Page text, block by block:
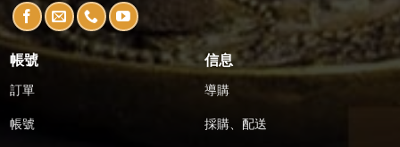
帳號
訂單
帳號
信息
導購
採購、配送